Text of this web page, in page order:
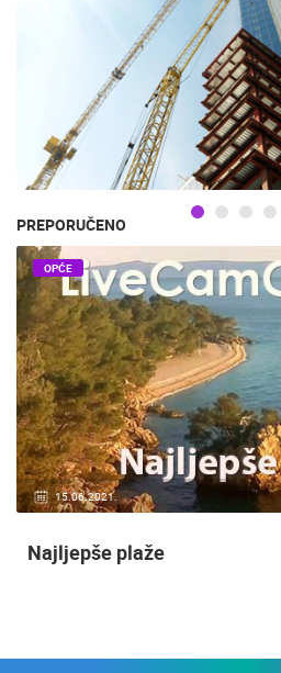
PREPORUČENO
15.06.2021.
OPĆE
Najljepše plaže